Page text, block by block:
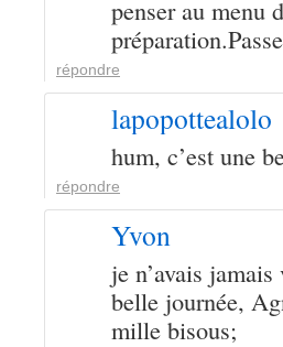
penser au menu
répondre
lapopottealolo
hum, c’est une
répondre
Yvon
je n’avais
belle journée,
mille bisous;